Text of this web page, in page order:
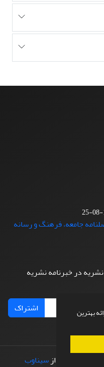
بهترین
در خبرنامه نشریه
اشتراک
و پیاده سازی از سیناوب